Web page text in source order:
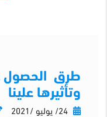
طرق الحصول
وتأثيرها علينا